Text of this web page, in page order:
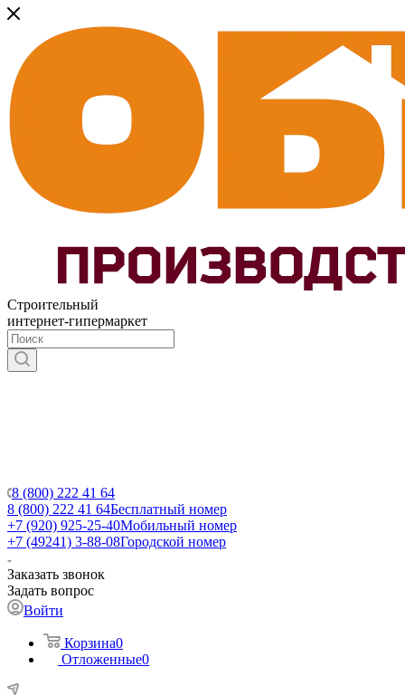
Строительный
интернет-гипермаркет
8 (800) 222 41 64
8 (800) 222 41 64Бесплатный номер
+7 (920) 925-25-40Мобильный номер
+7 (49241) 3-88-08Городской номер
Заказать звонок
Задать вопрос
Войти
Корзина0
Отложенные0